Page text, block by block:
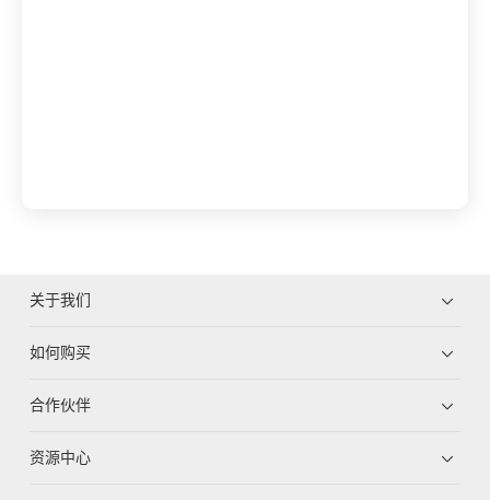
关于我们
如何购买
合作伙伴
资源中心